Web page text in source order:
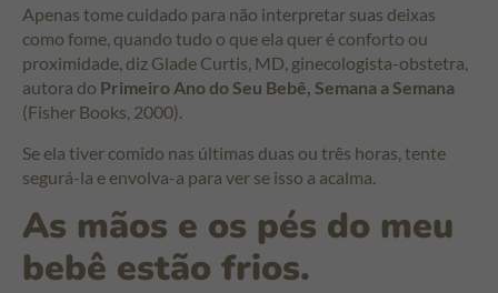
Apenas tome cuidado para não interpretar suas deixas
como fome, quando tudo o que ela quer é conforto ou
proximidade, diz Glade Curtis, MD, ginecologista-obstetra,
autora do Primeiro Ano do Seu Bebê, Semana a Semana
(Fisher Books, 2000).
Se ela tiver comido nas últimas duas ou três horas, tente
segurá-la e envolva-a para ver se isso a acalma.
As mãos e os pés do meu
bebê estão frios.